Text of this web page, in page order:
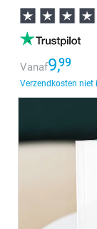
Vanaf9,99
Verzendkosten niet